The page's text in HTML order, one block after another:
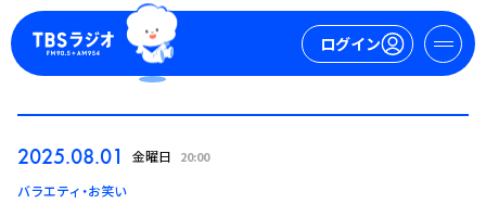
ログイン
ログイン
2025.08.01 金曜日 20:00
バラエティ・お笑い